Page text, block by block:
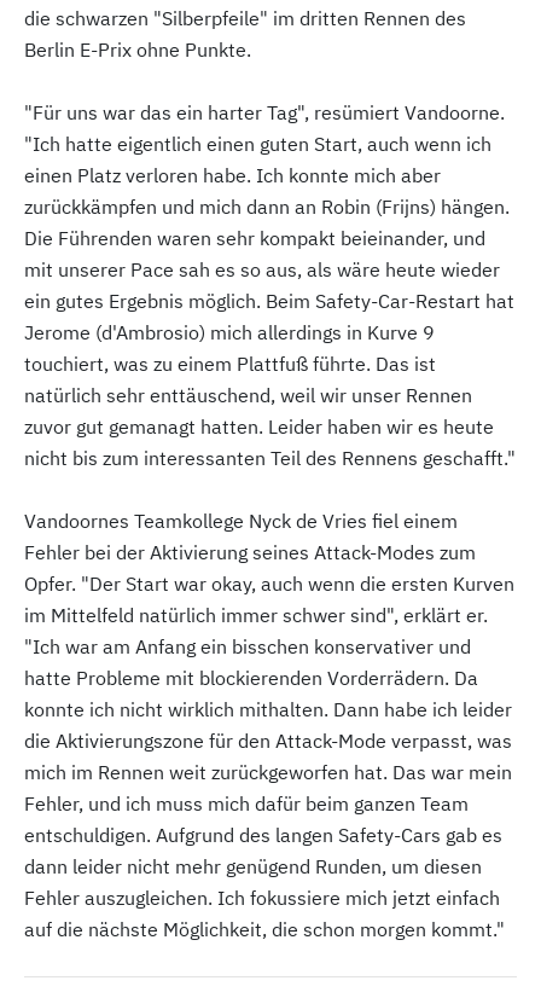
die schwarzen "Silberpfeile" im dritten Rennen des
Berlin E-Prix ohne Punkte.
"Für uns war das ein harter Tag", resümiert Vandoorne.
"Ich hatte eigentlich einen guten Start, auch wenn ich
einen Platz verloren habe. Ich konnte mich aber
zurückkämpfen und mich dann an Robin (Frijns) hängen.
Die Führenden waren sehr kompakt beieinander, und
mit unserer Pace sah es so aus, als wäre heute wieder
ein gutes Ergebnis möglich. Beim Safety-Car-Restart hat
Jerome (d'Ambrosio) mich allerdings in Kurve 9
touchiert, was zu einem Plattfuß führte. Das ist
natürlich sehr enttäuschend, weil wir unser Rennen
zuvor gut gemanagt hatten. Leider haben wir es heute
nicht bis zum interessanten Teil des Rennens geschafft."
Vandoornes Teamkollege Nyck de Vries fiel einem
Fehler bei der Aktivierung seines Attack-Modes zum
Opfer. "Der Start war okay, auch wenn die ersten Kurven
im Mittelfeld natürlich immer schwer sind", erklärt er.
"Ich war am Anfang ein bisschen konservativer und
hatte Probleme mit blockierenden Vorderrädern. Da
konnte ich nicht wirklich mithalten. Dann habe ich leider
die Aktivierungszone für den Attack-Mode verpasst, was
mich im Rennen weit zurückgeworfen hat. Das war mein
Fehler, und ich muss mich dafür beim ganzen Team
entschuldigen. Aufgrund des langen Safety-Cars gab es
dann leider nicht mehr genügend Runden, um diesen
Fehler auszugleichen. Ich fokussiere mich jetzt einfach
auf die nächste Möglichkeit, die schon morgen kommt."